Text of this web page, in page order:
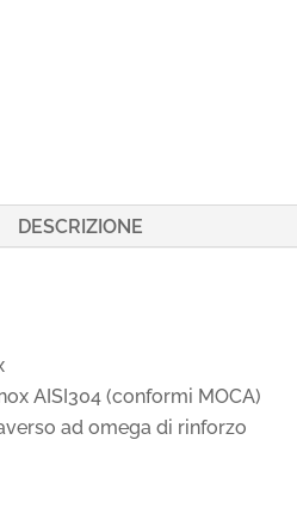
DESCRIZIONE
AISI304 (conformi MOCA)
ad omega di rinforzo